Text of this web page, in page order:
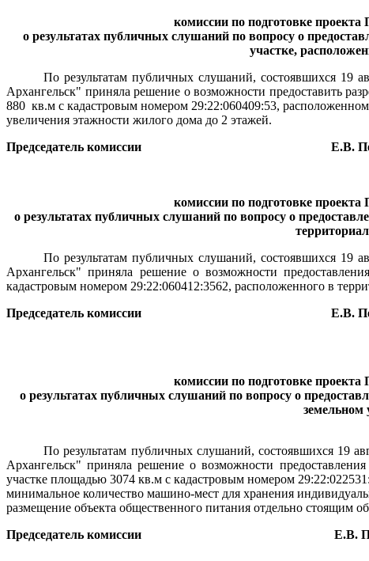
комиссии по подготовке
о результатах публичных слушанийпо вопросу о
участке,
По результатам публичных слушаний, состоявшихся 19
Архангельск" приняла решение о возможности предоставить
880 кв.м с кадастровым номером 29:22:060409:53,
увеличения этажности жилого дома до 2 этажей.
Председатель комиссии
Е.В.
комиссии по подготовке
о результатах публичных слушанийпо вопросу о
По результатам публичных слушаний, состоявшихся 19
Архангельск" приняла решение о возможности
кадастровым номером 29:22:060412:3562, расположенного в
Председатель комиссии
Е.В.
комиссии по подготовке
о результатах публичных слушаний по вопросу о
земельном
По результатам публичных слушаний, состоявшихся 19
Архангельск" приняла решение о возможности
участке площадью 3074 кв.м с кадастровым номером
минимальное количество машино-мест для хранения
размещение объекта общественного питания отдельно стоящим
Председатель комиссии
Е.В.